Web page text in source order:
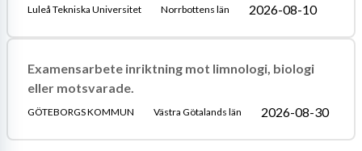
Luleå Tekniska Universitet Norrbottens län 2026-08-10
Examensarbete inriktning mot limnologi, biologi
eller motsvarade.
GÖTEBORGS KOMMUN Västra Götalands län 2026-08-30